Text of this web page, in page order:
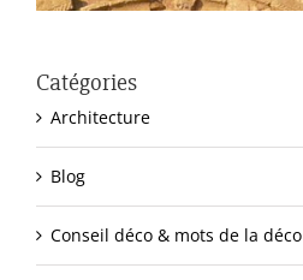
Catégories
Architecture
Blog
Conseil déco & mots de la déco